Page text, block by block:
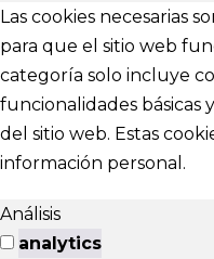
Las cookies necesarias
para que el sitio web
categoría solo incluye
funcionalidades básicas
del sitio web. Estas
información personal.
Análisis
analytics